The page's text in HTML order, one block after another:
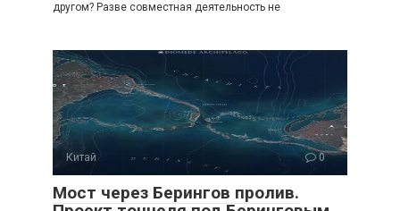
другом? Разве совместная деятельность не
Китай 0
Мост через Берингов пролив.